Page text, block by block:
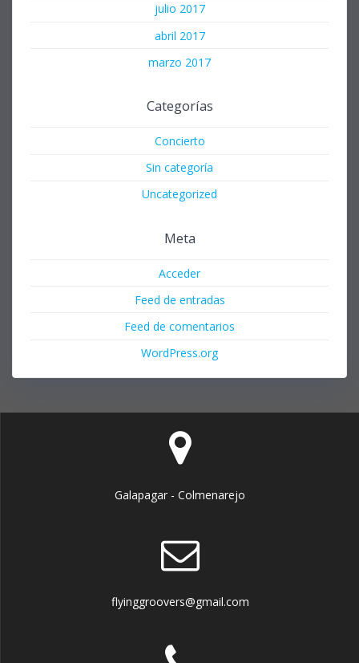
julio 2017
abril 2017
marzo 2017
Categorías
Concierto
Sin categoría
Uncategorized
Meta
Acceder
Feed de entradas
Feed de comentarios
WordPress.org
Galapagar - Colmenarejo
flyinggroovers@gmail.com